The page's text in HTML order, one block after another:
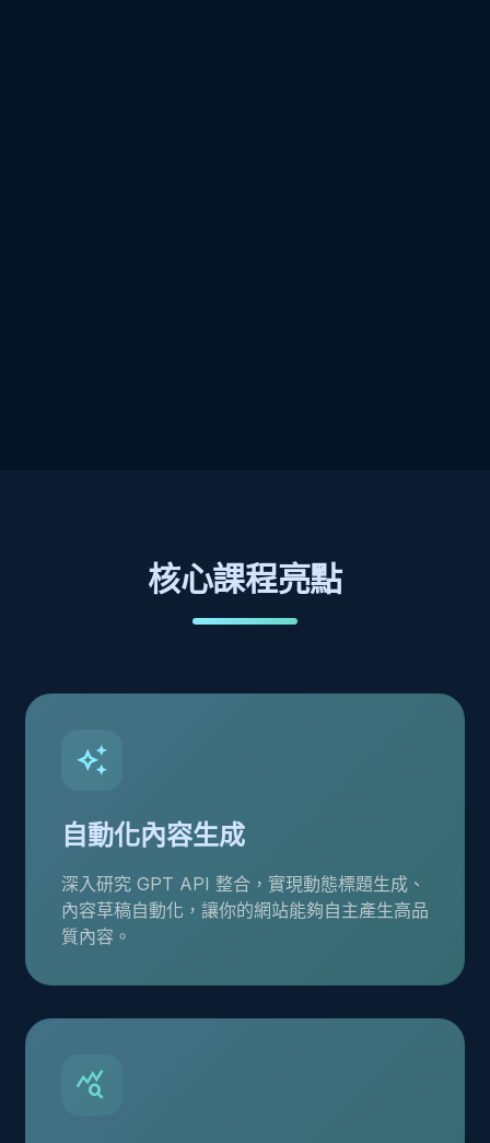
核心課程亮點
auto_awesome
自動化內容生成
深入研究 GPT API 整合，實現動態標題生成、
內容草稿自動化，讓你的網站能夠自主產生高品
質內容。
query_stats